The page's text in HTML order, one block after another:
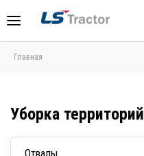
Главная
Уборка территорий